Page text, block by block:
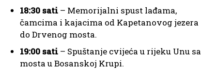
18:30 sati – Memorijalni spust lađama,
čamcima i kajacima od Kapetanovog jezera
do Drvenog mosta.
19:00 sati – Spuštanje cvijeća u rijeku Unu sa
mosta u Bosanskoj Krupi.